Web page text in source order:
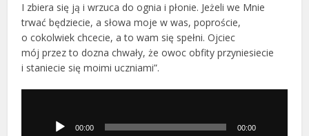
I zbiera się ją i wrzuca do ognia i płonie. Jeżeli we Mnie
trwać będziecie, a słowa moje w was, poproście,
o cokolwiek chcecie, a to wam się spełni. Ojciec
mój przez to dozna chwały, że owoc obfity przyniesiecie
i staniecie się moimi uczniami”.
dźwiękowych00:00 00:00